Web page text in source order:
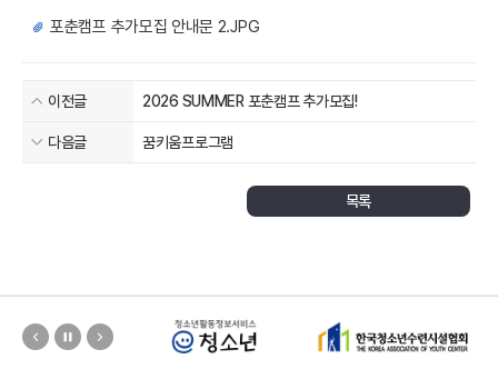
포춘캠프 추가모집 안내문 2.JPG
이전글 2026 SUMM​ER 포춘캠프 추가모집!
다음글 꿈키움프로그램
목록